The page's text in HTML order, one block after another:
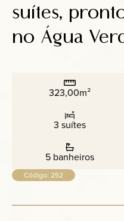
Anuncie
suítes,
no Água
323,00m²
3 suítes
5 banheiros
Código: 252